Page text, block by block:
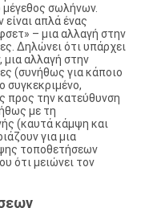
μέγεθος σωλήνων.
απλά ένας
– μια αλλαγή στην
Δηλώνει ότι υπάρχει
αλλαγή στην
(συνήθως για κάποιο
συγκεκριμένο,
προς την κατεύθυνση
με τη
(καυτά κάμψη και
για μια
τοποθετήσεων
ότι μειώνει τον